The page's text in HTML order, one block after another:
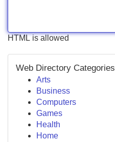
HTML is allowed
Web Directory Categories
Arts
Business
Computers
Games
Health
Home